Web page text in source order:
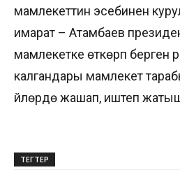
мамлекеттин эсебинен
имарат – Атамбаев
мамлекетке өткөрүп берген
калгандары мамлекет
үйлөрдө жашап, иштеп
ТЕГТЕР